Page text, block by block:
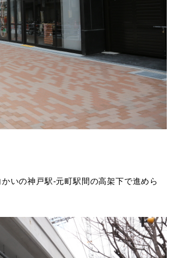
いの神戸駅-元町駅間の高架下で進めら